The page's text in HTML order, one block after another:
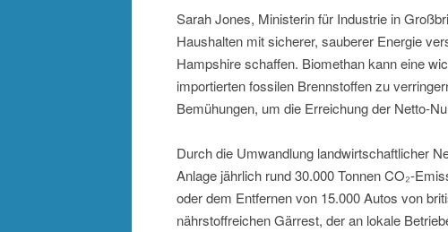
Sarah Jones, Ministerin für Industrie in
Haushalten mit sicherer, sauberer Energie
Hampshire schaffen. Biomethan kann eine
importierten fossilen Brennstoffen zu
Bemühungen, um die Erreichung der Netto-
Durch die Umwandlung landwirtschaftlicher
Anlage jährlich rund 30.000 Tonnen CO₂-
oder dem Entfernen von 15.000 Autos von
nährstoffreichen Gärrest, der an lokale